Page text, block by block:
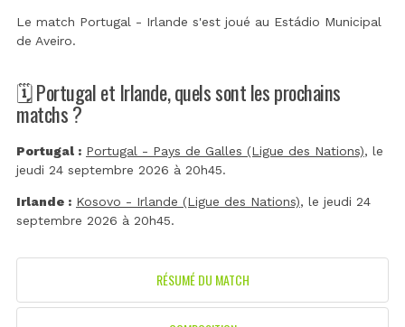
Le match Portugal - Irlande s'est joué au Estádio Municipal
de Aveiro.
🗓️ Portugal et Irlande, quels sont les prochains
matchs ?
Portugal : Portugal - Pays de Galles (Ligue des Nations), le
jeudi 24 septembre 2026 à 20h45.
Irlande : Kosovo - Irlande (Ligue des Nations), le jeudi 24
septembre 2026 à 20h45.
RÉSUMÉ DU MATCH